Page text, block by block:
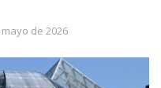
de 2026